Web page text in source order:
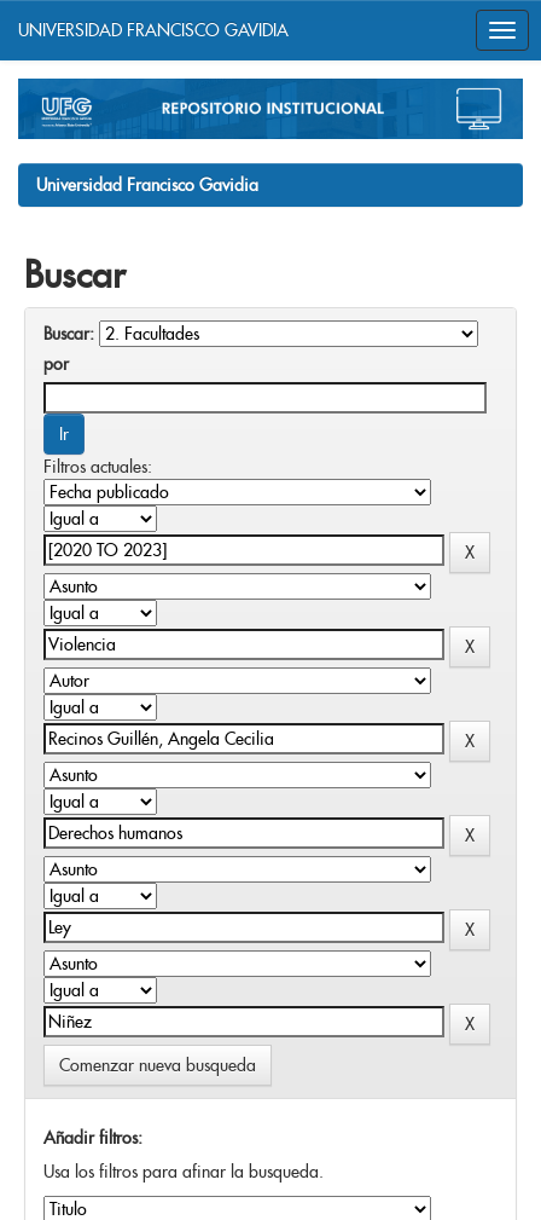
navigation
UNIVERSIDAD FRANCISCO GAVIDIA
Universidad Francisco Gavidia
Buscar
Buscar:
por
Filtros actuales:
Comenzar nueva busqueda
Añadir filtros:
Usa los filtros para afinar la busqueda.